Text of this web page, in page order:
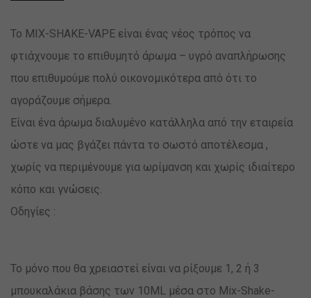
Το MIX-SHAKE-VAPE είναι ένας νέος τρόπος να
φτιάχνουμε το επιθυμητό άρωμα – υγρό αναπλήρωσης
που επιθυμούμε πολύ οικονομικότερα από ότι το
αγοράζουμε σήμερα.
Είναι ένα άρωμα διαλυμένο κατάλληλα από την εταιρεία
ώστε να μας βγάζει πάντα το σωστό αποτέλεσμα ,
χωρίς να περιμένουμε για ωρίμανση και χωρίς ιδιαίτερο
κόπο και γνώσεις.
Οδηγίες :
Το μόνο που θα χρειαστεί είναι να ρίξουμε 1, 2 ή 3
μπουκαλάκια βάσης των 10ML μέσα στο Mix-Shake-